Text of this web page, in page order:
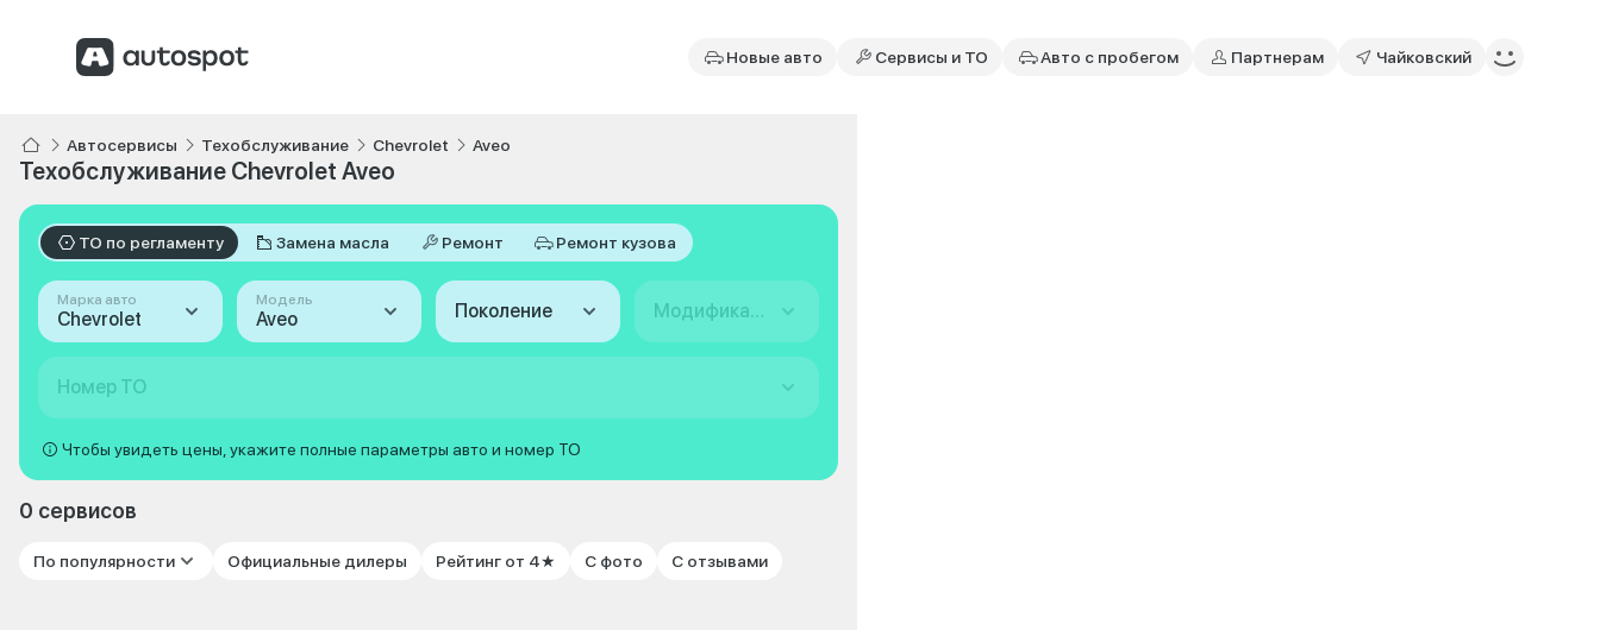
Новые авто Сервисы и ТО Авто с пробегом Партнерам Чайковский
Автосервисы Техобслуживание Chevrolet Aveo
Техобслуживание Chevrolet Aveo
ТО по регламенту Замена масла Ремонт Ремонт кузова
Марка авто
Chevrolet
Модель
Aveo Поколение Модификация
Номер ТО
Чтобы увидеть цены, укажите полные параметры авто и номер ТО
0 сервисов
По популярности Официальные дилеры Рейтинг от 4★ С фото С отзывами